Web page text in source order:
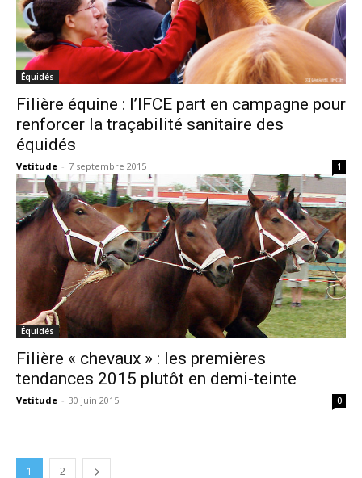
Équidés
Filière équine : l’IFCE part en campagne pour
renforcer la traçabilité sanitaire des
équidés
Vetitude - 7 septembre 2015 1
Équidés
Filière « chevaux » : les premières
tendances 2015 plutôt en demi-teinte
Vetitude - 30 juin 2015 0
1 2